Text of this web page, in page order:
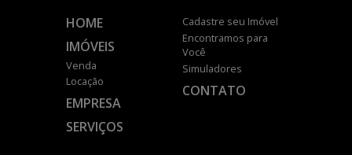
HOME
IMÓVEIS
Venda
Locação
EMPRESA
SERVIÇOS
Cadastre seu Imóvel
Encontramos para
Você
Simuladores
CONTATO